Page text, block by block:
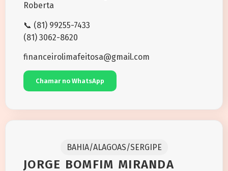
Roberta
📞 (81) 99255-7433
(81) 3062-8620
financeirolimafeitosa@gmail.com
Chamar no WhatsApp
BAHIA/ALAGOAS/SERGIPE
JORGE BOMFIM MIRANDA